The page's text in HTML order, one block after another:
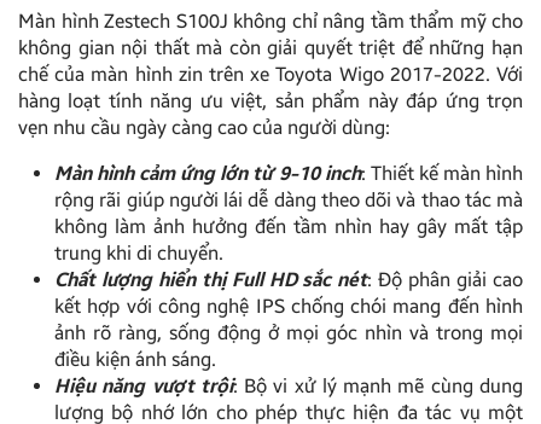
Màn hình Zestech S100J không chỉ nâng tầm thẩm mỹ cho
không gian nội thất mà còn giải quyết triệt để những hạn
chế của màn hình zin trên xe Toyota Wigo 2017-2022. Với
hàng loạt tính năng ưu việt, sản phẩm này đáp ứng trọn
vẹn nhu cầu ngày càng cao của người dùng:
Màn hình cảm ứng lớn từ 9-10 inch: Thiết kế màn hình
rộng rãi giúp người lái dễ dàng theo dõi và thao tác mà
không làm ảnh hưởng đến tầm nhìn hay gây mất tập
trung khi di chuyển.
Chất lượng hiển thị Full HD sắc nét: Độ phân giải cao
kết hợp với công nghệ IPS chống chói mang đến hình
ảnh rõ ràng, sống động ở mọi góc nhìn và trong mọi
điều kiện ánh sáng.
Hiệu năng vượt trội: Bộ vi xử lý mạnh mẽ cùng dung
lượng bộ nhớ lớn cho phép thực hiện đa tác vụ một